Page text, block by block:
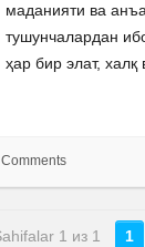
маданияти ва
тушунчалардан
ҳар бир элат, халқ
1 из 1 1